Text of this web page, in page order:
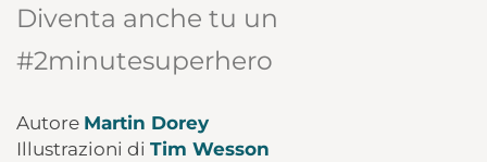
Diventa anche tu un
#2minutesuperhero
Autore Martin Dorey
Illustrazioni di Tim Wesson